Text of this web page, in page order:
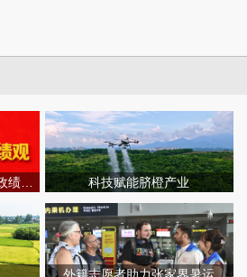
科技赋能脐橙产业